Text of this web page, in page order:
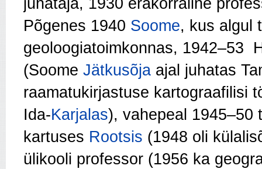
juhataja, 1930 erakorraline
Põgenes 1940 Soome, kus algul
geoloogiatoimkonnas, 1942–53
(Soome Jätkusõja ajal juhatas
raamatukirjastuse kartograafilisi
Ida-Karjalas), vahepeal 1945–50
kartuses Rootsis (1948 oli
ülikooli professor (1956 ka